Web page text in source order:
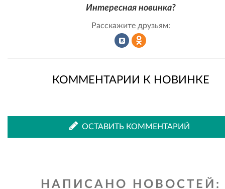
Интересная новинка?
Расскажите друзьям:
КОММЕНТАРИИ К НОВИНКЕ
ОСТАВИТЬ КОММЕНТАРИЙ
НАПИСАНО НОВОСТЕЙ: